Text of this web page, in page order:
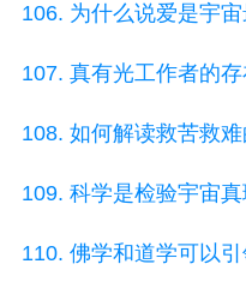
106. 为什么说爱是宇宙
107. 真有光工作者的存
108. 如何解读救苦救
109. 科学是检验宇宙
110. 佛学和道学可以